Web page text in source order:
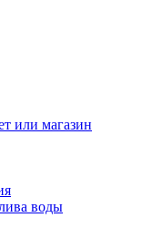
или магазин
воды